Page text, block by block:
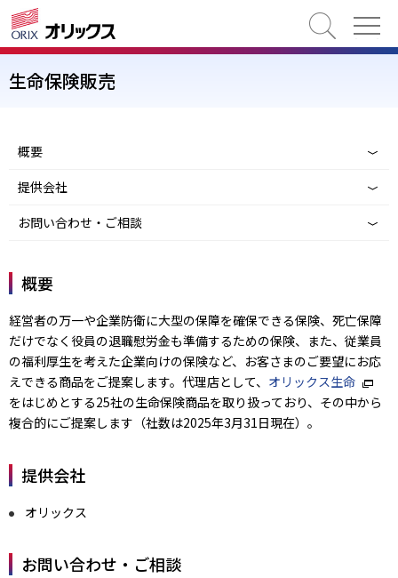
検索
生命保険販売
概要
提供会社
お問い合わせ・ご相談
概要
経営者の万一や企業防衛に大型の保障を確保できる保険、死亡保障
だけでなく役員の退職慰労金も準備するための保険、また、従業員
の福利厚生を考えた企業向けの保険など、お客さまのご要望にお応
えできる商品をご提案します。代理店として、 オリックス生命
をはじめとする25社の生命保険商品を取り扱っており、その中から
複合的にご提案します（社数は2025年3月31日現在）。
提供会社
オリックス
お問い合わせ・ご相談